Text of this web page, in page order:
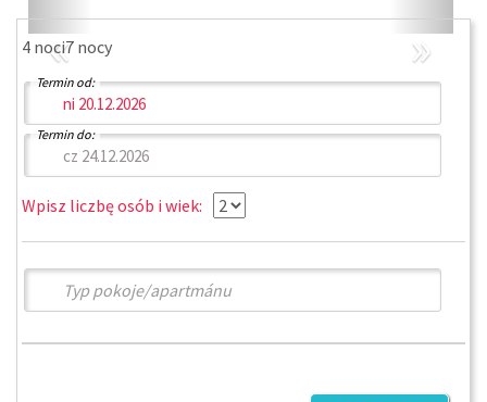
« »
4 noci7 nocy
Termin od:
Termin do:
Wpisz liczbę osób i wiek: